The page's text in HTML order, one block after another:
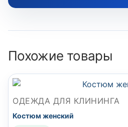
Похожие товары
ОДЕЖДА ДЛЯ КЛИНИНГА
Костюм женский